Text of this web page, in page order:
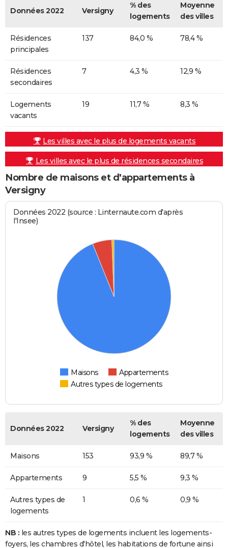
Données 2022 Versigny
% des
logements
Moyenne
des villes
Résidences
principales
137 84,0 % 78,4 %
Résidences
secondaires
7 4,3 % 12,9 %
Logements
vacants
19 11,7 % 8,3 %
Les villes avec le plus de logements vacants
Les villes avec le plus de résidences secondaires
Nombre de maisons et d'appartements à
Versigny
Données 2022 (source : Linternaute.com d'après
l'Insee)
Maisons
Appartements
Autres types de logements
Données 2022 Versigny
% des
logements
Moyenne
des villes
Maisons 153 93,9 % 89,7 %
Appartements 9 5,5 % 9,3 %
Autres types de
logements
1 0,6 % 0,9 %
NB : les autres types de logements incluent les logements-
foyers, les chambres d'hôtel, les habitations de fortune ainsi